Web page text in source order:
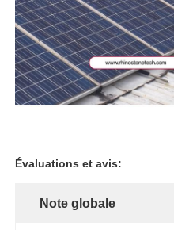
Évaluations et avis:
Note globale